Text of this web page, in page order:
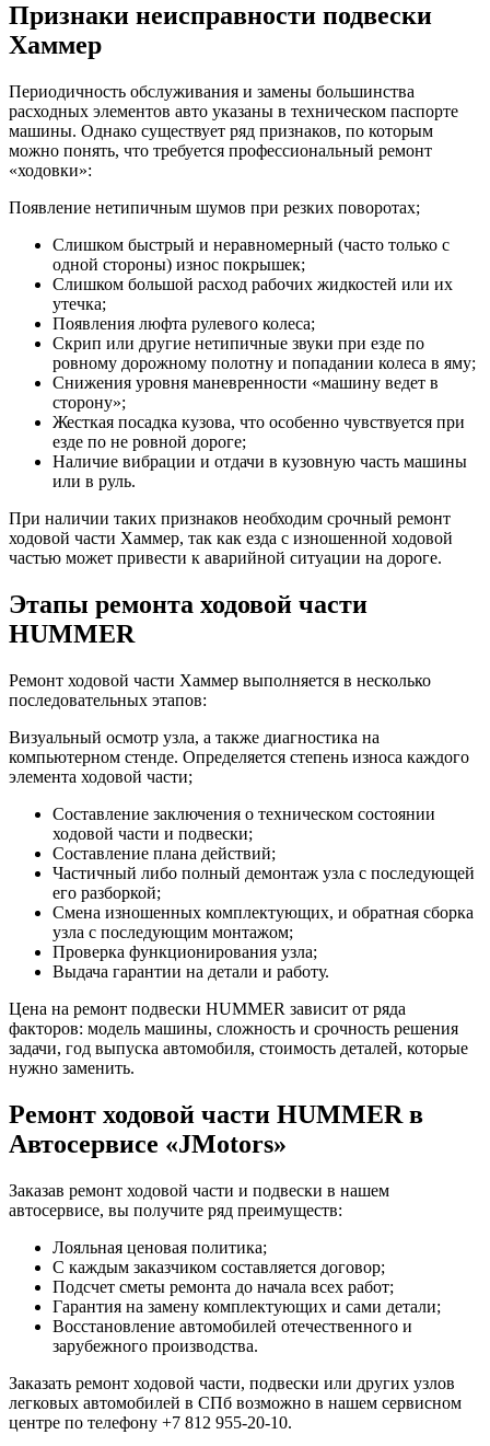
Признаки неисправности подвески
Хаммер
Периодичность обслуживания и замены большинства
расходных элементов авто указаны в техническом паспорте
машины. Однако существует ряд признаков, по которым
можно понять, что требуется профессиональный ремонт
«ходовки»:
Появление нетипичным шумов при резких поворотах;
Слишком быстрый и неравномерный (часто только с
одной стороны) износ покрышек;
Слишком большой расход рабочих жидкостей или их
утечка;
Появления люфта рулевого колеса;
Скрип или другие нетипичные звуки при езде по
ровному дорожному полотну и попадании колеса в яму;
Снижения уровня маневренности «машину ведет в
сторону»;
Жесткая посадка кузова, что особенно чувствуется при
езде по не ровной дороге;
Наличие вибрации и отдачи в кузовную часть машины
или в руль.
При наличии таких признаков необходим срочный ремонт
ходовой части Хаммер, так как езда с изношенной ходовой
частью может привести к аварийной ситуации на дороге.
Этапы ремонта ходовой части
HUMMER
Ремонт ходовой части Хаммер выполняется в несколько
последовательных этапов:
Визуальный осмотр узла, а также диагностика на
компьютерном стенде. Определяется степень износа каждого
элемента ходовой части;
Составление заключения о техническом состоянии
ходовой части и подвески;
Составление плана действий;
Частичный либо полный демонтаж узла с последующей
его разборкой;
Смена изношенных комплектующих, и обратная сборка
узла с последующим монтажом;
Проверка функционирования узла;
Выдача гарантии на детали и работу.
Цена на ремонт подвески HUMMER зависит от ряда
факторов: модель машины, сложность и срочность решения
задачи, год выпуска автомобиля, стоимость деталей, которые
нужно заменить.
Ремонт ходовой части HUMMER в
Автосервисе «JMotors»
Заказав ремонт ходовой части и подвески в нашем
автосервисе, вы получите ряд преимуществ:
Лояльная ценовая политика;
С каждым заказчиком составляется договор;
Подсчет сметы ремонта до начала всех работ;
Гарантия на замену комплектующих и сами детали;
Восстановление автомобилей отечественного и
зарубежного производства.
Заказать ремонт ходовой части, подвески или других узлов
легковых автомобилей в СПб возможно в нашем сервисном
центре по телефону +7 812 955-20-10.